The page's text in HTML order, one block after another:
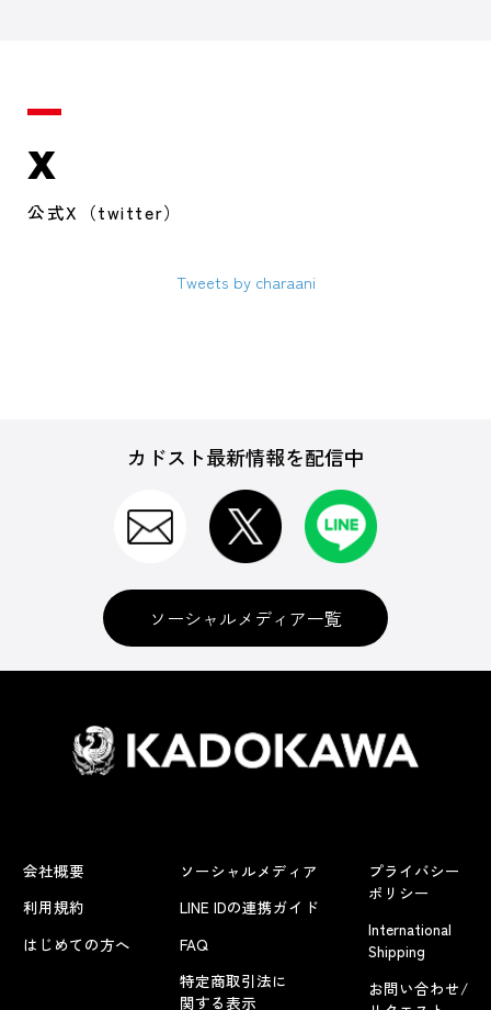
X
公式X（twitter）
Tweets by charaani
カドスト最新情報を配信中
ソーシャルメディア一覧
会社概要
利用規約
はじめての方へ
ソーシャルメディア
LINE IDの連携ガイド
FAQ
特定商取引法に
関する表示
プライバシー
ポリシー
International
Shipping
お問い合わせ/